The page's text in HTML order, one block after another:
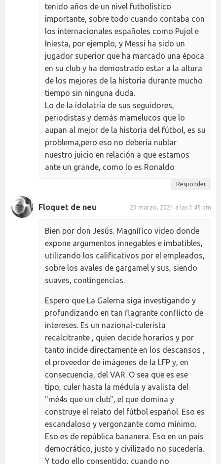
tenido años de un nivel futbolístico
importante, sobre todo cuando contaba con
los internacionales españoles como Pujol e
Iniesta, por ejemplo, y Messi ha sido un
jugador superior que ha marcado una época
en su club y ha demostrado estar a la altura
de los mejores de la historia durante mucho
tiempo sin ninguna duda.
Lo de la idolatría de sus seguidores,
periodistas y demás mamelucos que lo
aupan al mejor de la historia del fútbol, es su
problema,pero eso no debería nublar
nuestro juicio en relación a que estamos
ante un grande, como lo es Ronaldo
Responder
Floquet de neu 23 marzo, 2021 a las 3:45 pm
Bien por don Jesús. Magnífico video donde
expone argumentos innegables e imbatibles,
utilizando los calificativos por el empleados,
sobre los avales de gargamel y sus, siendo
suaves, contingencias.
Espero que La Galerna siga investigando y
profundizando en tan flagrante conflicto de
intereses. Es un nazional-culerista
recalcitrante , quien decide horarios y por
tanto incide directamente en los descansos ,
el proveedor de imágenes de la LFP y, en
consecuencia, del VAR. O sea que es ese
tipo, culer hasta la médula y avalista del
"mé4s que un club", el que domina y
construye el relato del fútbol español. Eso es
escandaloso y vergonzante como mínimo.
Eso es de república bananera. Eso en un país
democrático, justo y civilizado no sucedería.
Y todo ello consentido, cuando no